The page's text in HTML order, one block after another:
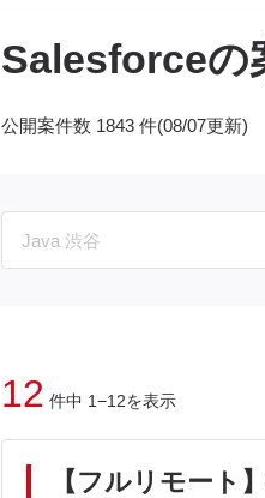
Salesforceの
公開案件数 1843 件(08/07更新)
12 件中 1−12を表示
【フルリモート